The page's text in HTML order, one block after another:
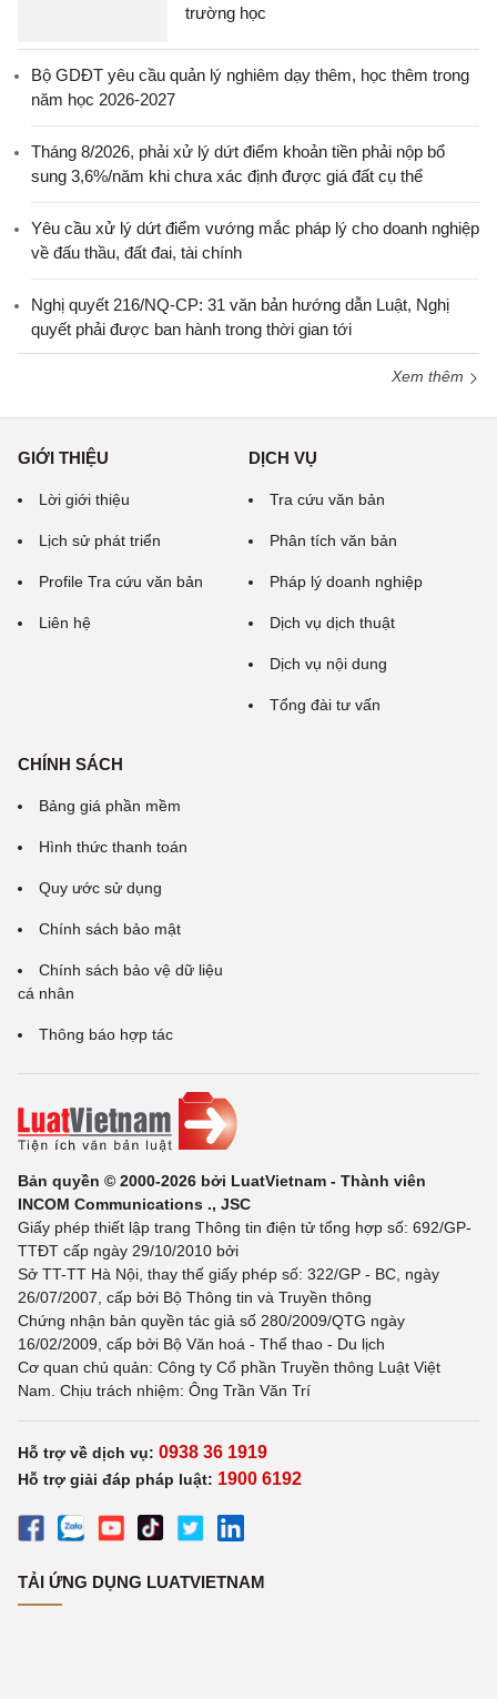
trường học
Bộ GDĐT yêu cầu quản lý nghiêm dạy thêm, học thêm trong
năm học 2026-2027
Tháng 8/2026, phải xử lý dứt điểm khoản tiền phải nộp bổ
sung 3,6%/năm khi chưa xác định được giá đất cụ thể
Yêu cầu xử lý dứt điểm vướng mắc pháp lý cho doanh nghiệp
về đấu thầu, đất đai, tài chính
Nghị quyết 216/NQ-CP: 31 văn bản hướng dẫn Luật, Nghị
quyết phải được ban hành trong thời gian tới
Xem thêm
GIỚI THIỆU
Lời giới thiệu
Lịch sử phát triển
Profile Tra cứu văn bản
Liên hệ
DỊCH VỤ
Tra cứu văn bản
Phân tích văn bản
Pháp lý doanh nghiệp
Dịch vụ dịch thuật
Dịch vụ nội dung
Tổng đài tư vấn
CHÍNH SÁCH
Bảng giá phần mềm
Hình thức thanh toán
Quy ước sử dụng
Chính sách bảo mật
Chính sách bảo vệ dữ liệu
cá nhân
Thông báo hợp tác
Bản quyền © 2000-2026 bởi LuatVietnam - Thành viên
INCOM Communications ., JSC
Giấy phép thiết lập trang Thông tin điện tử tổng hợp số: 692/GP-
TTĐT cấp ngày 29/10/2010 bởi
Sở TT-TT Hà Nội, thay thế giấy phép số: 322/GP - BC, ngày
26/07/2007, cấp bởi Bộ Thông tin và Truyền thông
Chứng nhận bản quyền tác giả số 280/2009/QTG ngày
16/02/2009, cấp bởi Bộ Văn hoá - Thể thao - Du lịch
Cơ quan chủ quản: Công ty Cổ phần Truyền thông Luật Việt
Nam. Chịu trách nhiệm: Ông Trần Văn Trí
Hỗ trợ về dịch vụ: 0938 36 1919
Hỗ trợ giải đáp pháp luật: 1900 6192
TẢI ỨNG DỤNG LUATVIETNAM